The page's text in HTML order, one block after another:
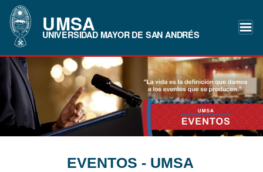
UMSA
UNIVERSIDAD MAYOR DE SAN ANDRÉS
EVENTOS - UMSA